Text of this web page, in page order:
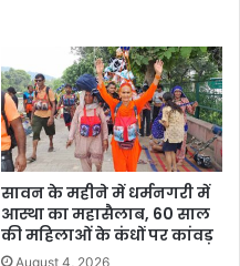
सावन के महीने में धर्मनगरी में
आस्था का महासैलाब, 60 साल
की महिलाओं के कंधों पर कांवड़
August 4, 2026